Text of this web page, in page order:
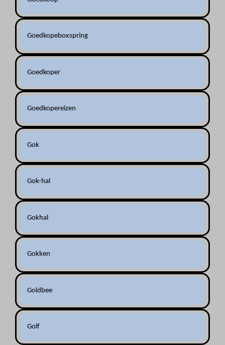
Goedkopeboxspring
Goedkoper
Goedkopereizen
Gok
Gok-hal
Gokhal
Gokken
Goldbee
Golf